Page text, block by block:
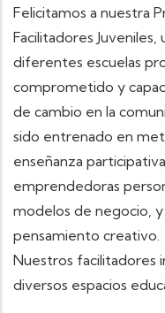
Felicitamos a nuestra
Facilitadores
diferentes escuelas
comprometido y
de cambio en la
sido entrenado en
enseñanza
emprendedoras
modelos de negocio,
pensamiento creativo.
Nuestros facilitadores
diversos espacios